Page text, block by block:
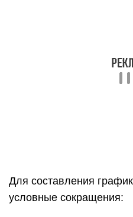
Для составления
условные сокращения: